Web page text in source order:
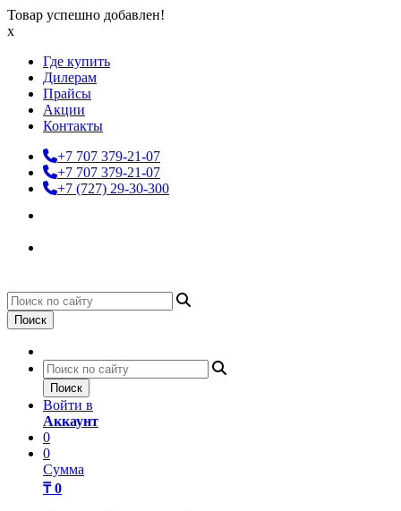
Товар успешно добавлен!
x
Где купить
Дилерам
Прайсы
Акции
Контакты
+7 707 379-21-07
+7 707 379-21-07
+7 (727) 29-30-300
Поиск
Поиск
Войти в
Аккаунт
0
0
Сумма
₸ 0